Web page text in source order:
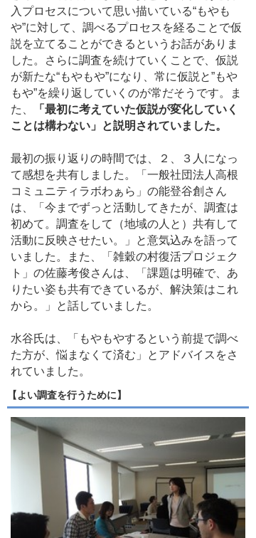
入プロセスについて思い描いている“もやも
や”に対して、調べるプロセスを経ることで仮
説を立てることができるというお話がありま
した。さらに調査を続けていくことで、仮説
が新たな“もやもや”になり、常に仮説と”もや
もや”を繰り返していくのが常だそうです。ま
た、
「最初に考えていた仮説が変化していく
ことは構わない」と説明されていました。
最初の振り返りの時間では、２、３人になっ
て感想を共有しました。「一般社団法人高根
コミュニティラボわぁら」の能登谷創さん
は、「今までずっと活動してきたが、調査は
初めて。調査をして（地域の人と）共有して
活動に反映させたい。」と意気込みを語って
いました。また、「雑穀の村復活プロジェク
ト」の佐藤考俊さんは、「課題は明確で、あ
りたい姿も共有できているが、解決策はこれ
から。」と話していました。
水谷氏は、「もやもやするという前提で調べ
た方が、悩まなくて済む」とアドバイスをさ
れていました。
【よい調査を行うために】